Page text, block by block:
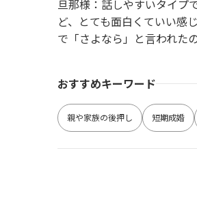
旦那様：話しやすいタイプ
ど、とても面白くていい感
で「さよなら」と言われた
おすすめキーワード
親や家族の後押し 短期成婚